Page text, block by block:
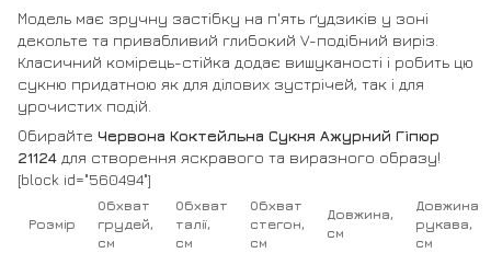
Модель має зручну застібку на п'ять ґудзиків у зоні
декольте та привабливий глибокий V-подібний виріз.
Класичний комірець-стійка додає вишуканості і робить цю
сукню придатною як для ділових зустрічей, так і для
урочистих подій.
Обирайте Червона Коктейльна Сукня Ажурний Гіпюр
21124 для створення яскравого та виразного образу!
[block id="560494"]
Розмір
Обхват
грудей,
см
Обхват
талії,
см
Обхват
стегон,
см
Довжина,
см
Довжина
рукава,
см